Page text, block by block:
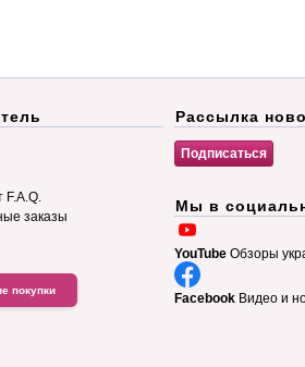
F.A.Q.
заказы
покупки
Рассылка
Мы в
YouTube Обзоры
Facebook Видео и